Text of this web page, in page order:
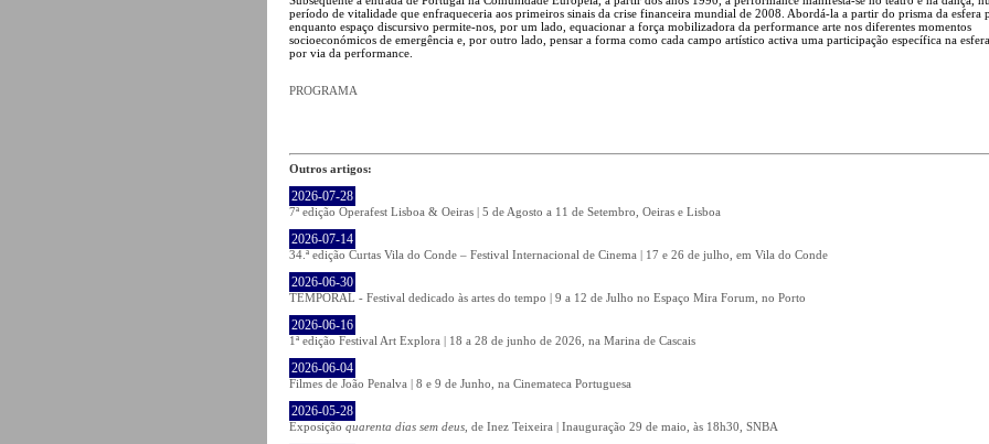
período de vitalidade que enfraqueceria aos primeiros sinais da crise financeira mundial de 2008. Abordá-la a partir do prisma da esfera
enquanto espaço discursivo permite-nos, por um lado, equacionar a força mobilizadora da performance arte nos diferentes momentos
socioeconómicos de emergência e, por outro lado, pensar a forma como cada campo artístico activa uma participação específica na
por via da performance.
PROGRAMA
Outros artigos:
2026-07-28
7ª edição Operafest Lisboa & Oeiras | 5 de Agosto a 11 de Setembro, Oeiras e Lisboa
2026-07-14
34.ª edição Curtas Vila do Conde – Festival Internacional de Cinema | 17 e 26 de julho, em Vila do Conde
2026-06-30
TEMPORAL - Festival dedicado às artes do tempo | 9 a 12 de Julho no Espaço Mira Forum, no Porto
2026-06-16
1ª edição Festival Art Explora | 18 a 28 de junho de 2026, na Marina de Cascais
2026-06-04
Filmes de João Penalva | 8 e 9 de Junho, na Cinemateca Portuguesa
2026-05-28
Exposição quarenta dias sem deus , de Inez Teixeira | Inauguração 29 de maio, às 18h30, SNBA